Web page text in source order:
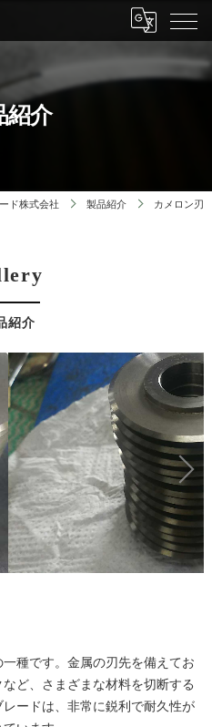
紹介
ド株式会社 製品紹介 カメロン刃
紹介
種です。金属の刃先を備えてお
ど、さまざまな材料を切断する
ードは、非常に鋭利で耐久性が